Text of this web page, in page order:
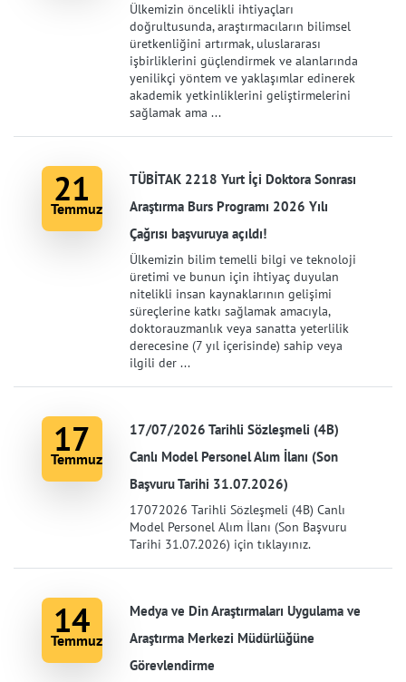
Ülkemizin öncelikli ihtiyaçları
doğrultusunda, araştırmacıların bilimsel
üretkenliğini artırmak, uluslararası
işbirliklerini güçlendirmek ve alanlarında
yenilikçi yöntem ve yaklaşımlar edinerek
akademik yetkinliklerini geliştirmelerini
sağlamak ama ...
21
Temmuz
TÜBİTAK 2218 Yurt İçi Doktora Sonrası
Araştırma Burs Programı 2026 Yılı
Çağrısı başvuruya açıldı!
Ülkemizin bilim temelli bilgi ve teknoloji
üretimi ve bunun için ihtiyaç duyulan
nitelikli insan kaynaklarının gelişimi
süreçlerine katkı sağlamak amacıyla,
doktorauzmanlık veya sanatta yeterlilik
derecesine (7 yıl içerisinde) sahip veya
ilgili der ...
17
Temmuz
17/07/2026 Tarihli Sözleşmeli (4B)
Canlı Model Personel Alım İlanı (Son
Başvuru Tarihi 31.07.2026)
17072026 Tarihli Sözleşmeli (4B) Canlı
Model Personel Alım İlanı (Son Başvuru
Tarihi 31.07.2026) için tıklayınız.
14
Temmuz
Medya ve Din Araştırmaları Uygulama ve
Araştırma Merkezi Müdürlüğüne
Görevlendirme